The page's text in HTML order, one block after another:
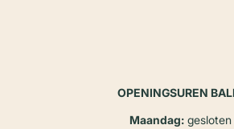
OPENINGSUREN
Maandag:gesloten